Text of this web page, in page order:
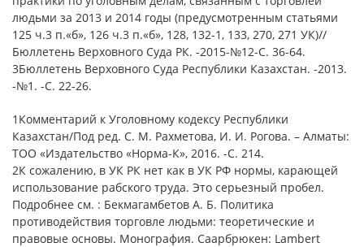
людьми за 2013 и 2014 годы (предусмотренным статьями
125 ч.3 п.«б», 126 ч.3 п.«б», 128, 132-1, 133, 270, 271 УК)//
Бюллетень Верховного Суда РК. -2015-№12-С. 36-64.
3Бюллетень Верховного Суда Республики Казахстан. -2013.
-№1. -С. 22-26.
1Комментарий к Уголовному кодексу Республики
Казахстан/Под ред. С. М. Рахметова, И. И. Рогова. – Алматы:
ТОО «Издательство «Норма-К», 2016. -С. 214.
2К сожалению, в УК РК нет как в УК РФ нормы, карающей
использование рабского труда. Это серьезный пробел.
Подробнее см. : Бекмагамбетов А. Б. Политика
противодействия торговле людьми: теоретические и
правовые основы. Монография. Саарбрюкен: Lambert